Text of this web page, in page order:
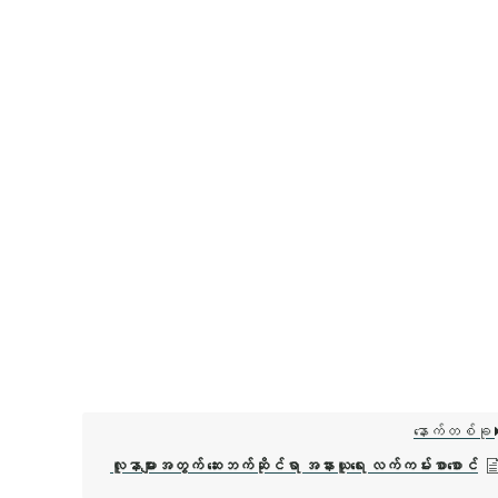
နောက်တစ်ခု
လူနာများအတွက် ဆေးဘက်ဆိုင်ရာ အနားယူရေး လက်ကမ်းစာစောင်